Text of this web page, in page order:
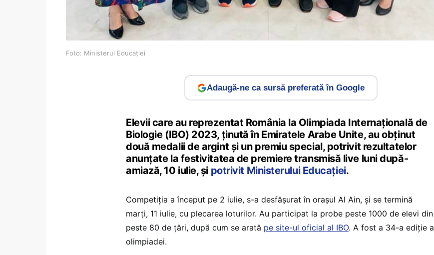
Foto: Ministerul Educației
Adaugă-ne ca sursă preferată în Google
Elevii care au reprezentat România la Olimpiada Internațională de
Biologie (IBO) 2023, ținută în Emiratele Arabe Unite, au obținut
două medalii de argint și un premiu special, potrivit rezultatelor
anunțate la festivitatea de premiere transmisă live luni după-
amiază, 10 iulie, și potrivit Ministerului Educației.
Competiția a început pe 2 iulie, s-a desfășurat în orașul Al Ain, și se termină
marți, 11 iulie, cu plecarea loturilor. Au participat la probe peste 1000 de elevi din
peste 80 de țări, după cum se arată pe site-ul oficial al IBO. A fost a 34-a ediție a
olimpiadei.